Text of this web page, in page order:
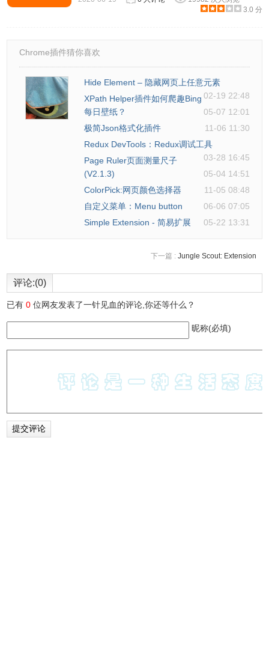
3.0 分
Chrome插件猜你喜欢
Hide Element – 隐藏网页上任意元素
02-19 22:48
XPath Helper插件如何爬趣Bing
每日壁纸？
05-07 12:01
极简Json格式化插件
11-06 11:30
Redux DevTools：Redux调试工具
03-28 16:45
Page Ruler页面测量尺子
(V2.1.3)
05-04 14:51
ColorPick:网页颜色选择器
11-05 08:48
自定义菜单：Menu button
06-06 07:05
Simple Extension - 简易扩展
05-22 13:31
下一篇 : Jungle Scout: Extension
评论:(0)
已有0 位网友发表了一针见血的评论,你还等什么？
昵称(必填)